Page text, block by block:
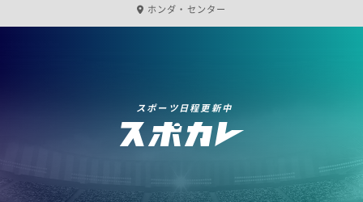
ホンダ・センター
スポーツ日程更新中